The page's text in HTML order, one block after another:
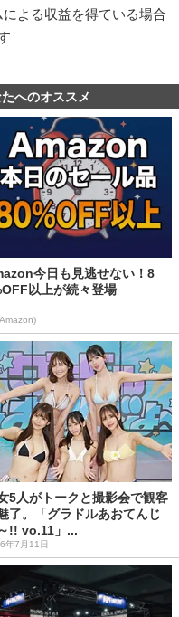
よる収益を得ている場合
へのオススメ
今日も見逃せない！8
以上が続々登場
5人がトークと撮影会で観客
了。「グラドルあおてんじ
!! vo.11」...
年7月11日